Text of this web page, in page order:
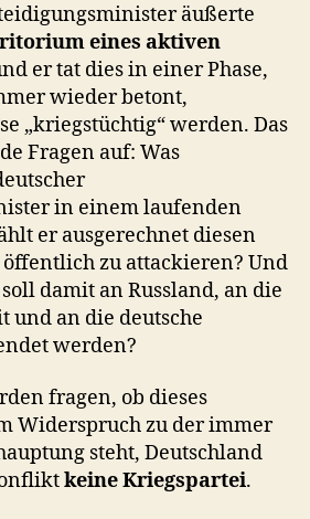
äußerte
eines aktiven
er tat dies in einer Phase,
wieder betont,
„kriegstüchtig“ werden. Das
Fragen auf: Was
in einem laufenden
er ausgerechnet diesen
öffentlich zu attackieren? Und
damit an Russland, an die
an die deutsche
werden?
fragen, ob dieses
Widerspruch zu der immer
steht, Deutschland
keine Kriegspartei.